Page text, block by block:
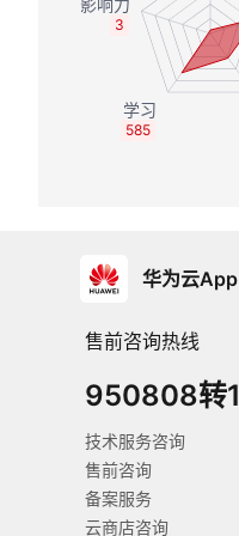
585
3
华为云App
售前咨询热线
950808转1
技术服务咨询
售前咨询
备案服务
云商店咨询